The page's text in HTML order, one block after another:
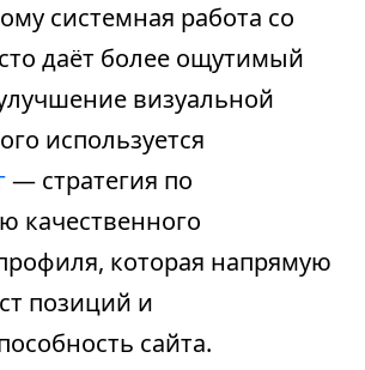
системная работа со
даёт более ощутимый
визуальной
используется
— стратегия по
качественного
которая напрямую
позиций и
сайта.